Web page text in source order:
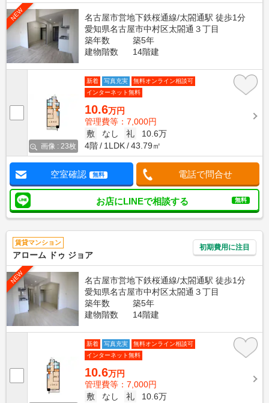
NEW
名古屋市営地下鉄桜通線/太閤通駅 徒歩1分
愛知県名古屋市中村区太閤通３丁目
築年数
築5年
建物階数
14階建
画像 : 23枚
新着 写真充実
無料オンライン相談可
インターネット無料
10.6万円
管理費等：7,000円
敷
なし 礼
10.6万
4階
1LDK 43.79㎡
空室確認 無料 電話で問合せ
お店にLINEで相談する 無料
賃貸マンション
アローム ドゥ ジョア
初期費用に注目
NEW
名古屋市営地下鉄桜通線/太閤通駅 徒歩1分
愛知県名古屋市中村区太閤通３丁目
築年数
築5年
建物階数
14階建
新着 写真充実
無料オンライン相談可
インターネット無料
10.6万円
管理費等：7,000円
敷
なし 礼
10.6万